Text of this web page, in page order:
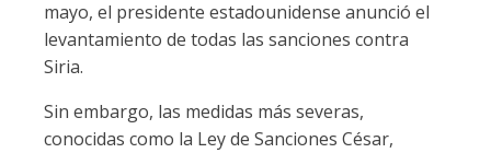
mayo, el presidente estadounidense anunció el
levantamiento de todas las sanciones contra
Siria.
Sin embargo, las medidas más severas,
conocidas como la Ley de Sanciones César,